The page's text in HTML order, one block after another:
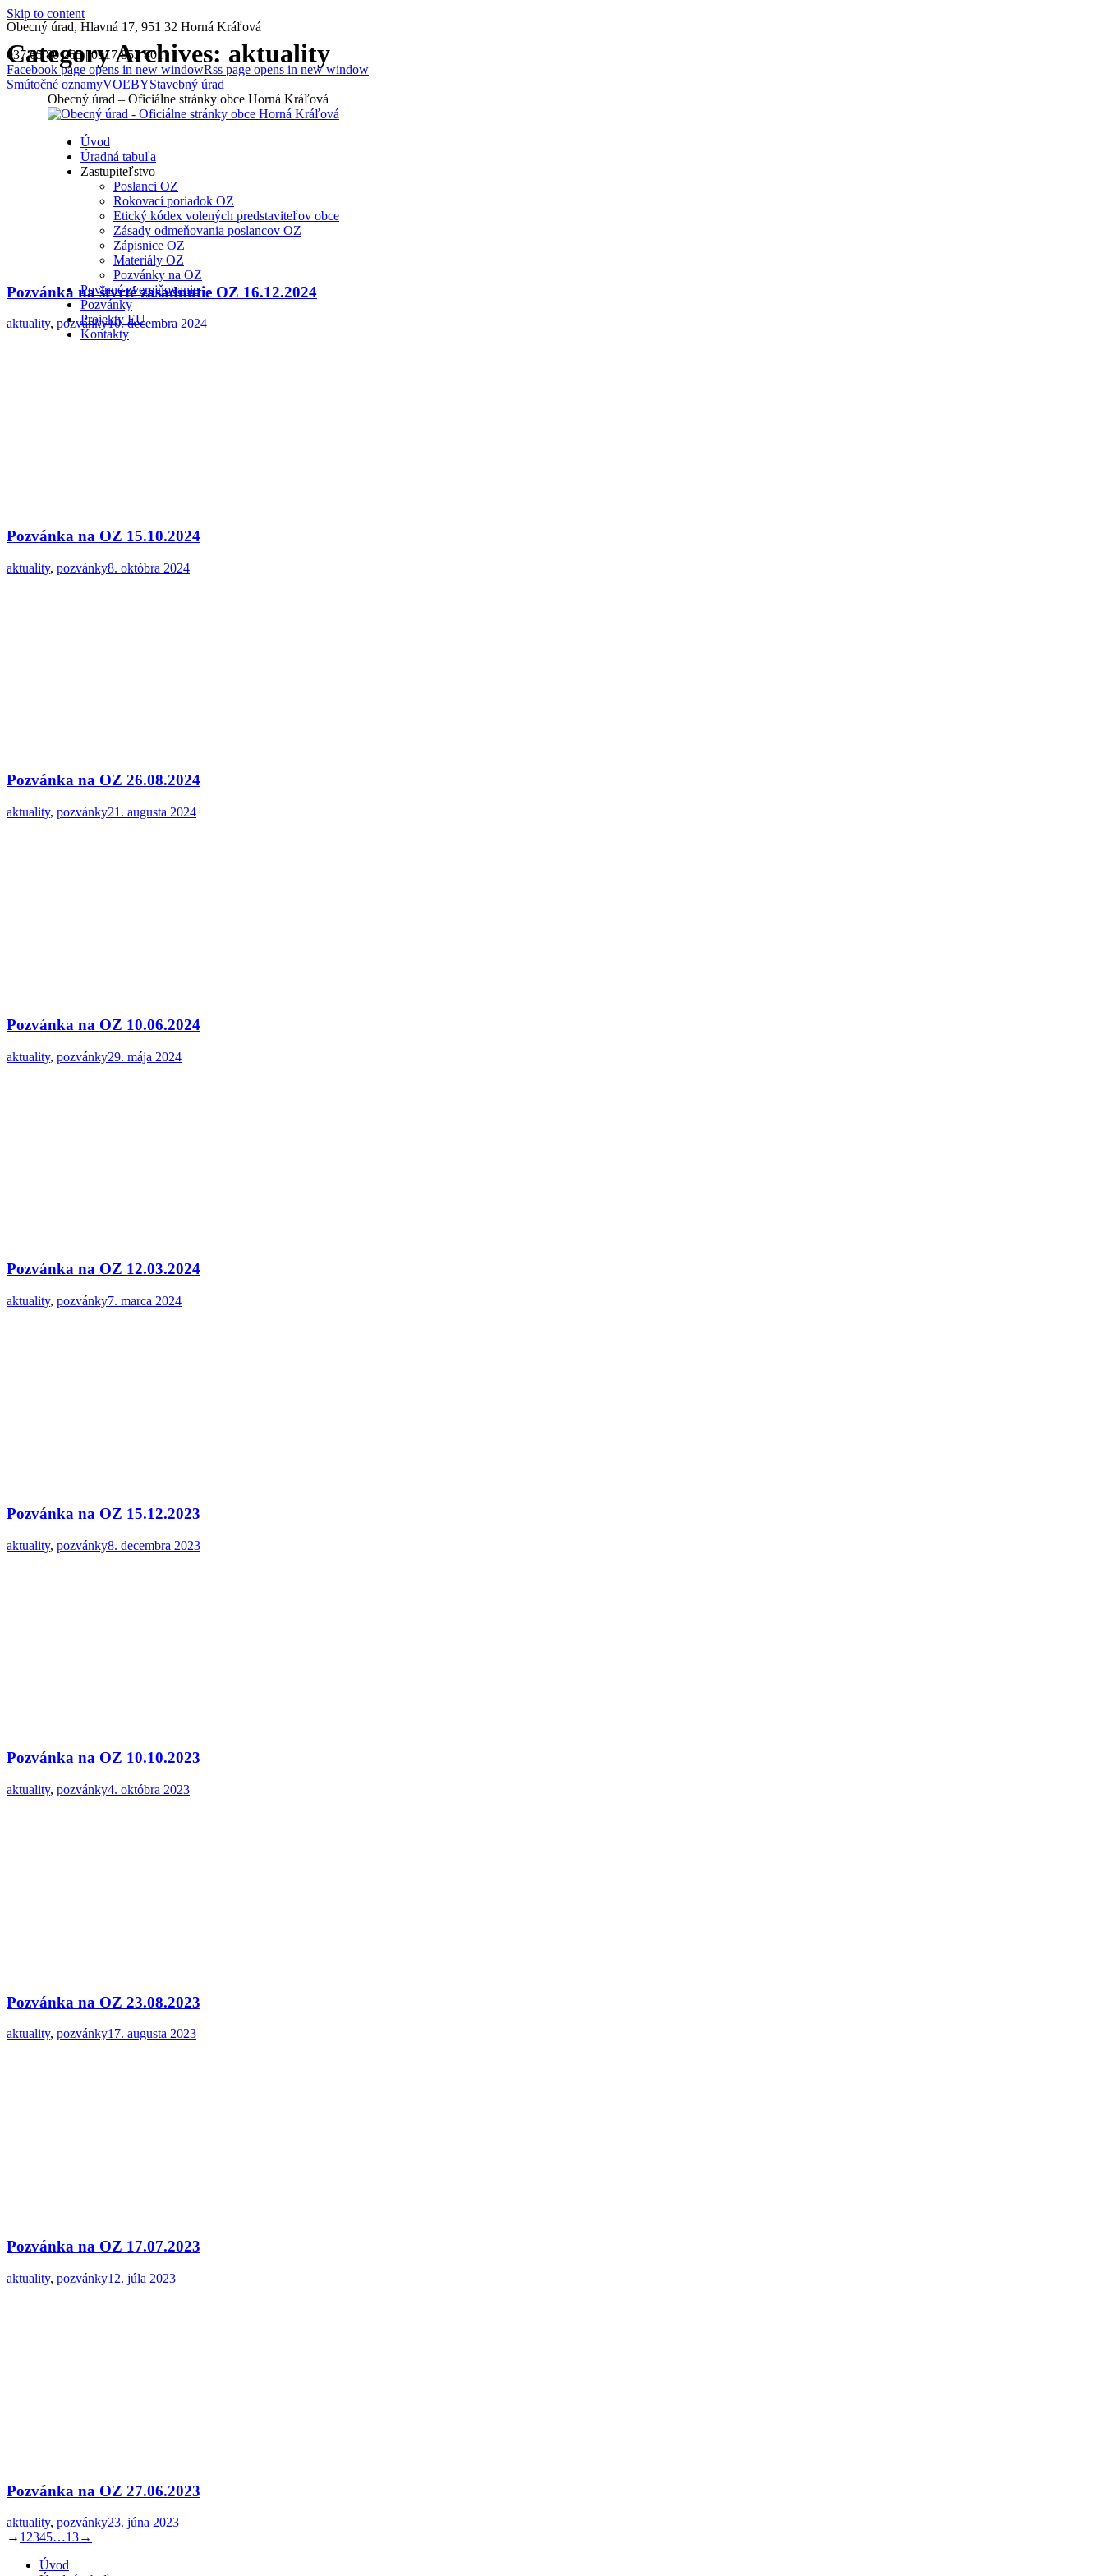
Skip to content
Obecný úrad, Hlavná 17, 951 32 Horná Kráľová
037 65 80 265 | 0917 853 801
Facebook page opens in new windowRss page opens in new window
Smútočné oznamyVOĽBYStavebný úrad
Obecný úrad – Oficiálne stránky obce Horná Kráľová
Úvod
Úradná tabuľa
Zastupiteľstvo
Poslanci OZ
Rokovací poriadok OZ
Etický kódex volených predstaviteľov obce
Zásady odmeňovania poslancov OZ
Zápisnice OZ
Materiály OZ
Pozvánky na OZ
Povinné zverejňovanie
Pozvánky
Projekty EU
Kontakty
Category Archives: aktuality
Pozvánka na štvrté zasadnutie OZ 16.12.2024
aktuality, pozvánky10. decembra 2024
Pozvánka na OZ 15.10.2024
aktuality, pozvánky8. októbra 2024
Pozvánka na OZ 26.08.2024
aktuality, pozvánky21. augusta 2024
Pozvánka na OZ 10.06.2024
aktuality, pozvánky29. mája 2024
Pozvánka na OZ 12.03.2024
aktuality, pozvánky7. marca 2024
Pozvánka na OZ 15.12.2023
aktuality, pozvánky8. decembra 2023
Pozvánka na OZ 10.10.2023
aktuality, pozvánky4. októbra 2023
Pozvánka na OZ 23.08.2023
aktuality, pozvánky17. augusta 2023
Pozvánka na OZ 17.07.2023
aktuality, pozvánky12. júla 2023
Pozvánka na OZ 27.06.2023
aktuality, pozvánky23. júna 2023
→ 1 2345…13→
Úvod